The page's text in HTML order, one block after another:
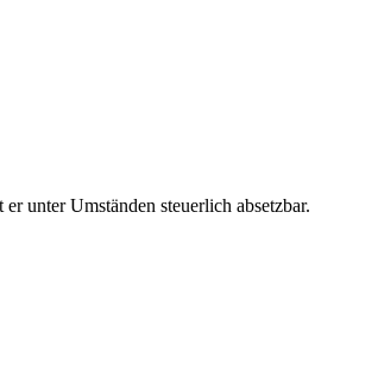
unter Umständen steuerlich absetzbar.